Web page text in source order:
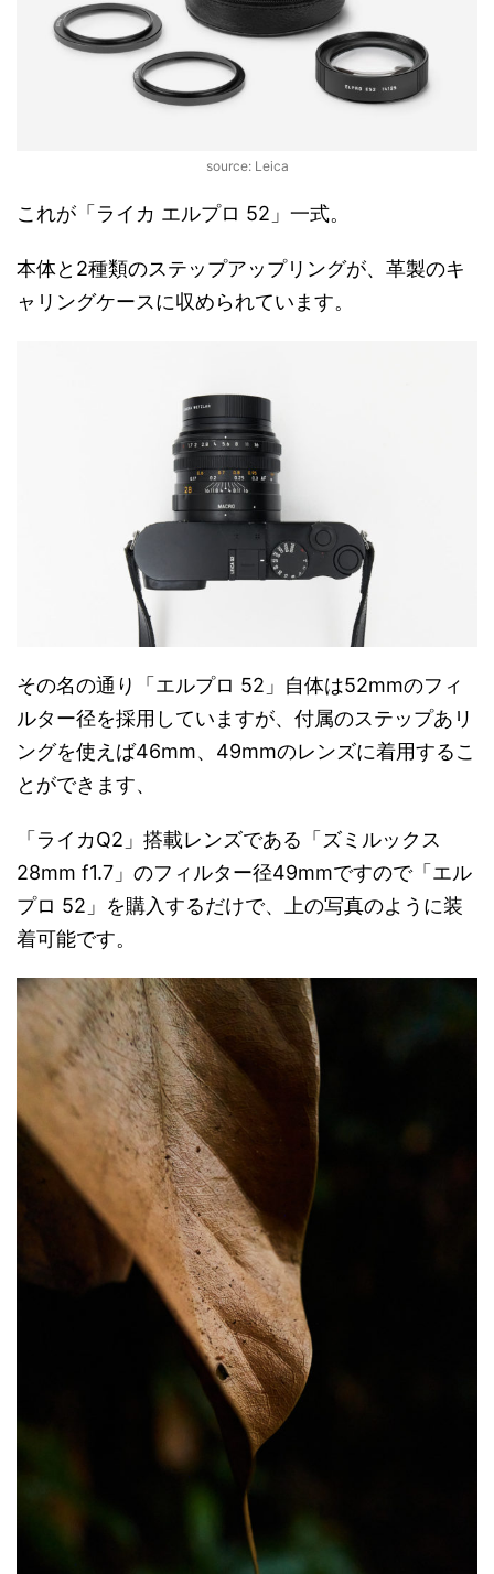
source: Leica
これが「ライカ エルプロ 52」一式。
本体と2種類のステップアップリングが、革製のキ
ャリングケースに収められています。
その名の通り「エルプロ 52」自体は52mmのフィ
ルター径を採用していますが、付属のステップあリ
ングを使えば46mm、49mmのレンズに着用するこ
とができます、
「ライカQ2」搭載レンズである「ズミルックス
28mm f1.7」のフィルター径49mmですので「エル
プロ 52」を購入するだけで、上の写真のように装
着可能です。